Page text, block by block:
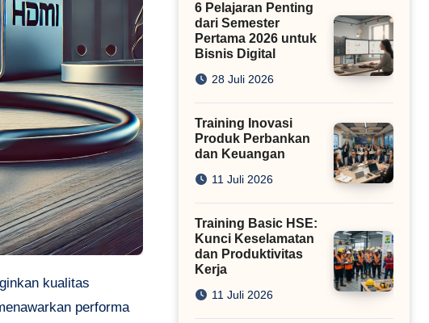
performa
SEO Masa Kini
6 Pelajaran Penting
dari Semester
Pertama 2026 untuk
Bisnis Digital
28 Juli 2026
Training Inovasi
Produk Perbankan
dan Keuangan
11 Juli 2026
Training Basic HSE:
Kunci Keselamatan
dan Produktivitas
Kerja
11 Juli 2026